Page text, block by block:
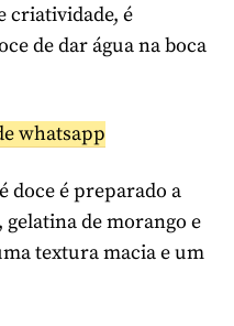
criatividade, é
de dar água na boca
whatsapp
doce é preparado a
de morango e
textura macia e um